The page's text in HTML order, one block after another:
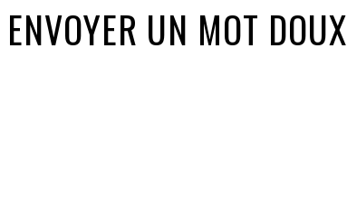
ENVOYER UN MOT DOUX